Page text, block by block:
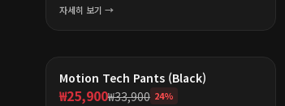
자세히 보기 →
Motion Tech Pants (Black)
₩25,900₩33,900 24%